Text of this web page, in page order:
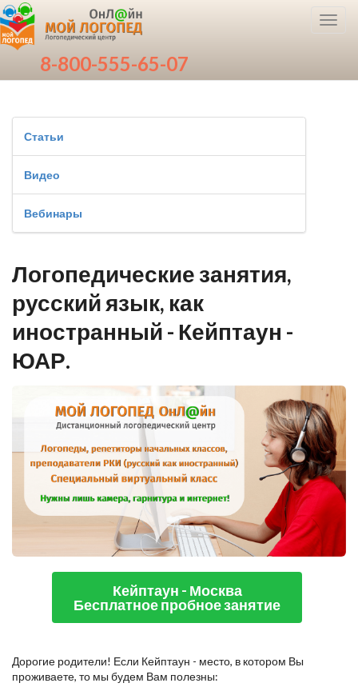
8-800-555-65-07
Статьи
Видео
Вебинары
Логопедические занятия,
русский язык, как
иностранный - Кейптаун -
ЮАР.
Кейптаун - Москва
Бесплатное пробное занятие
Дорогие родители! Если Кейптаун - место, в котором Вы
проживаете, то мы будем Вам полезны: